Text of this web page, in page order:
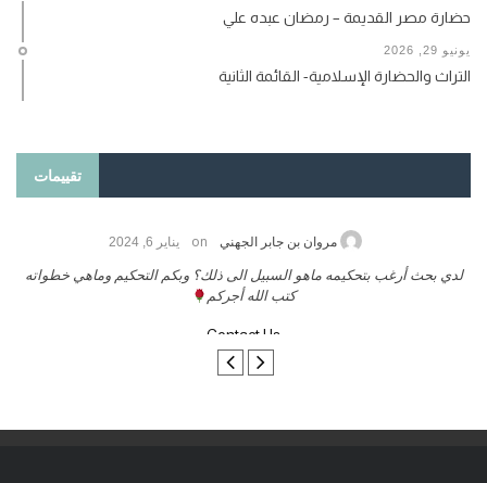
حضارة مصر القديمة – رمضان عبده علي
يونيو 29, 2026
التراث والحضارة الإسلامية- القائمة الثانية
تقييمات
حامد الزريقي on يناير 25, 2026
السلام عليكم ورحمة الله وبركاتة أرغب بنشر كتابي معكم